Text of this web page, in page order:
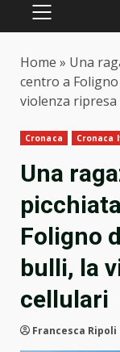
PRIMARY
Home » Una
centro a
violenza ripresa
Cronaca Cronaca
Una
Foligno
bulli, la
cellulari
Francesca Ripoli